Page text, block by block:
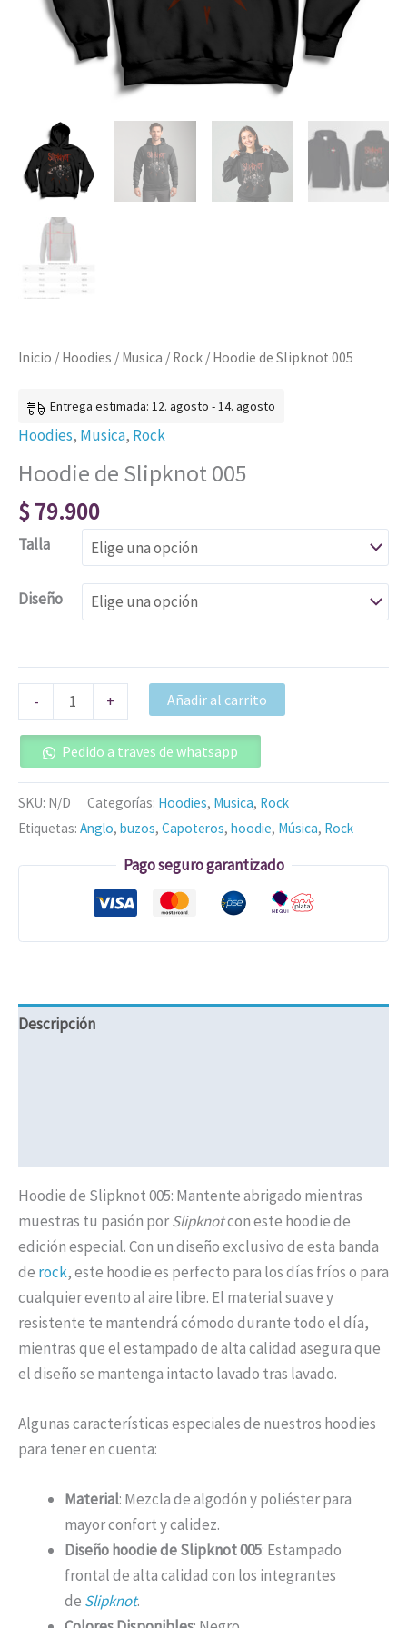
Inicio / Hoodies / Musica / Rock / Hoodie de Slipknot 005
Entrega estimada: 12. agosto - 14. agosto
Hoodies, Musica, Rock
Hoodie de Slipknot 005
$79.900
Talla
Diseño
- + Añadir al carrito
Pedido a traves de whatsapp
SKU: N/D Categorías: Hoodies, Musica, Rock
Etiquetas: Anglo, buzos, Capoteros, hoodie, Música, Rock
Pago seguro garantizado
Descripción
Hoodie de Slipknot 005: Mantente abrigado mientras
muestras tu pasión porSlipknotcon este hoodie de
edición especial. Con un diseño exclusivo de esta banda
de rock, este hoodie es perfecto para los días fríos o para
cualquier evento al aire libre. El material suave y
resistente te mantendrá cómodo durante todo el día,
mientras que el estampado de alta calidad asegura que
el diseño se mantenga intacto lavado tras lavado.
Algunas características especiales de nuestros hoodies
para tener en cuenta:
Material: Mezcla de algodón y poliéster para
mayor confort y calidez.
Diseño hoodie de Slipknot 005: Estampado
frontal de alta calidad con los integrantes
de Slipknot.